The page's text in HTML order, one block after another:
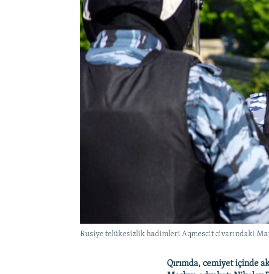
Rusiye telükesizlik hadimleri Aqmescit civarındaki
Qırımda, cemiyet içinde